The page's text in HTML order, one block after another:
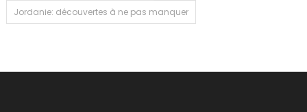
de
Jordanie: découvertes à ne pas manquer